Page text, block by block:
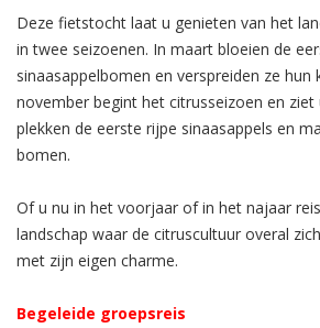
Deze fietstocht laat u genieten van het
in twee seizoenen. In maart bloeien de
sinaasappelbomen en verspreiden ze hun
november begint het citrusseizoen en
plekken de eerste rijpe sinaasappels en
bomen.
Of u nu in het voorjaar of in het najaar
landschap waar de citruscultuur overal
met zijn eigen charme.
Begeleide groepsreis